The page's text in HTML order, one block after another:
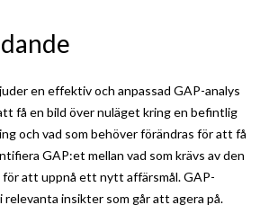
en effektiv och anpassad GAP-analys
få en bild över nuläget kring en befintlig
och vad som behöver förändras för att få
GAP:et mellan vad som krävs av den
att uppnå ett nytt affärsmål. GAP-
relevanta insikter som går att agera på.